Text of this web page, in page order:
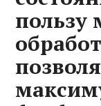
пользу